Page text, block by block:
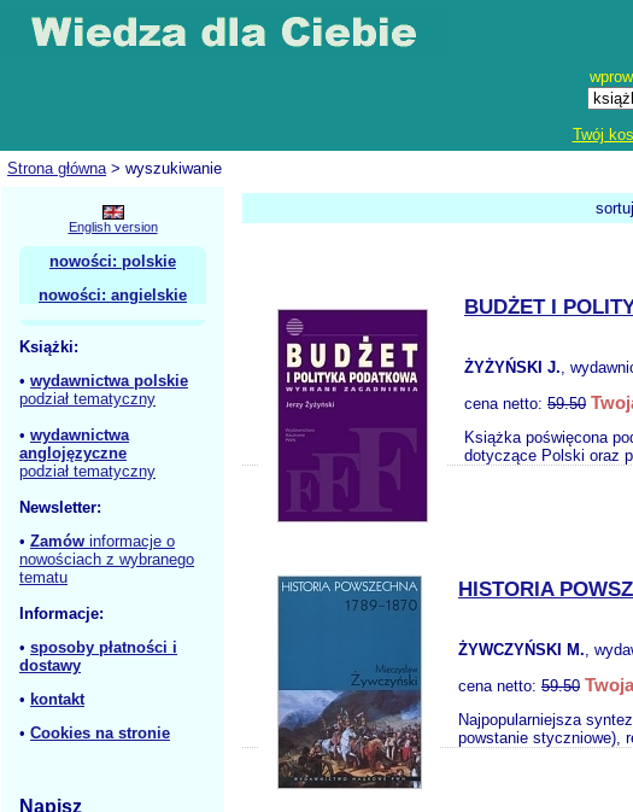
Twój
Strona główna> wyszukiwanie
English version
nowości: polskie
nowości: angielskie
Książki:
• wydawnictwa polskie
podział tematyczny
• wydawnictwa
anglojęzyczne
podział tematyczny
Newsletter:
• Zamów informacje o
nowościach z wybranego
tematu
Informacje:
• sposoby płatności i
dostawy
• kontakt
• Cookies na stronie
Napisz
BUDŻET I
ŻYŻYŃSKI J.,
cena netto: 59.50
Książka poświęcona
dotyczące Polski oraz
HISTORIA
ŻYWCZYŃSKI M.,
cena netto: 59.50
Najpopularniejsza
powstanie styczniowe),